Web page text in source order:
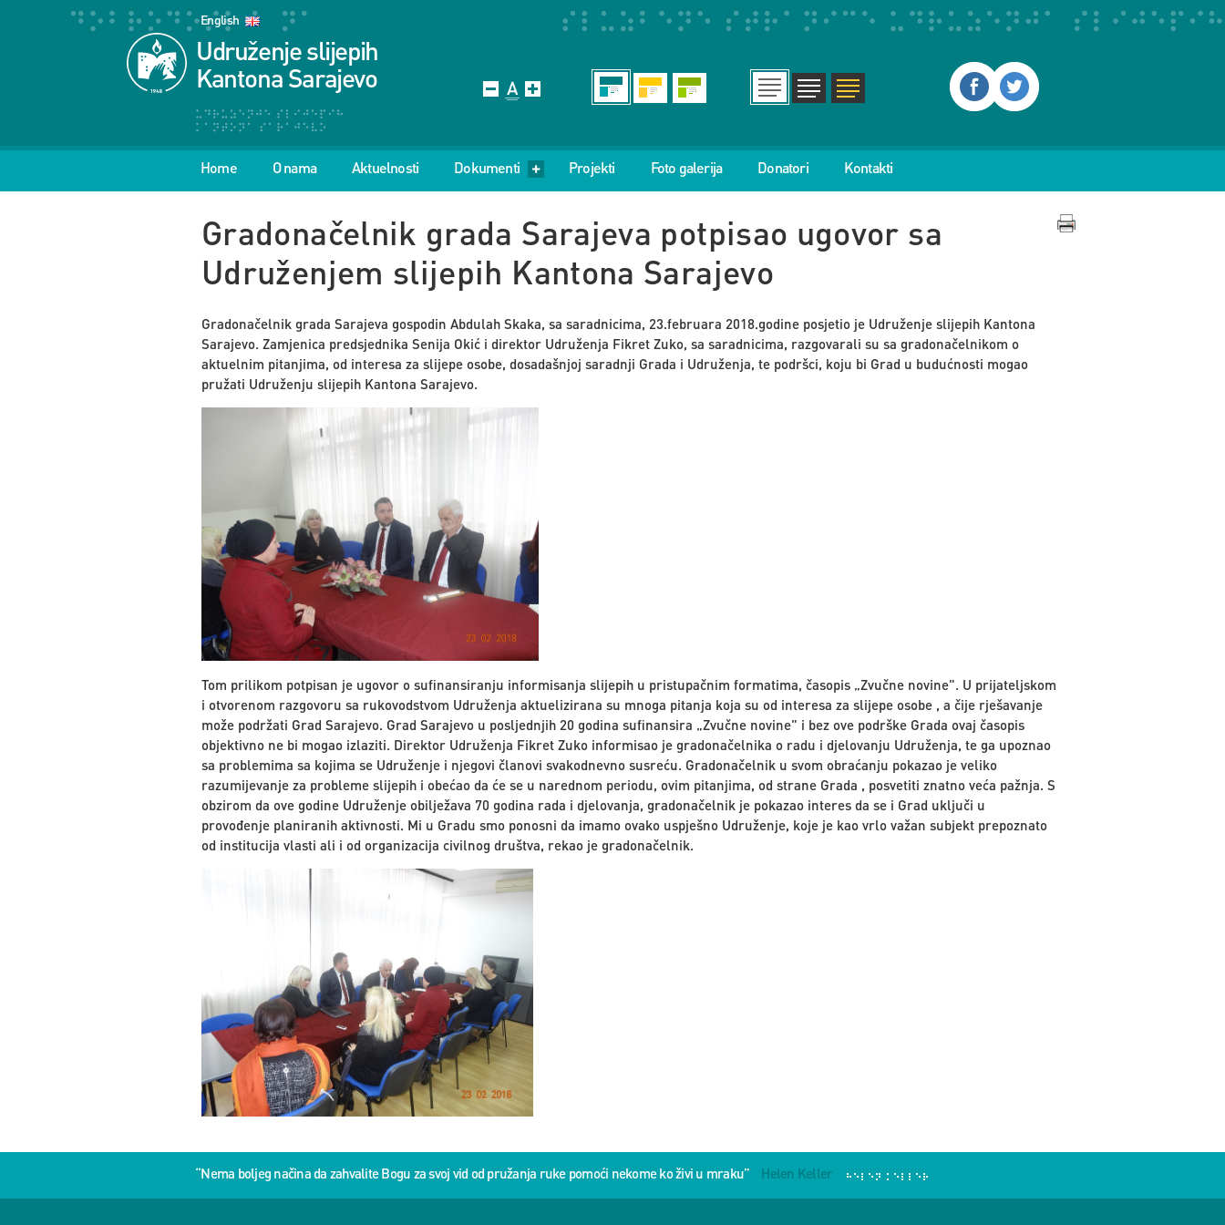
English
Udruženje slijepih
Kantona Sarajevo
Home O nama Aktuelnosti Dokumenti Projekti Foto galerija Donatori Kontakti
Gradonačelnik grada Sarajeva potpisao ugovor sa
Udruženjem slijepih Kantona Sarajevo
Gradonačelnik grada Sarajeva gospodin Abdulah Skaka, sa saradnicima, 23.februara 2018.godine posjetio je Udruženje slijepih Kantona
Sarajevo. Zamjenica predsjednika Senija Okić i direktor Udruženja Fikret Zuko, sa saradnicima, razgovarali su sa gradonačelnikom o
aktuelnim pitanjima, od interesa za slijepe osobe, dosadašnjoj saradnji Grada i Udruženja, te podršci, koju bi Grad u budućnosti mogao
pružati Udruženju slijepih Kantona Sarajevo.
Tom prilikom potpisan je ugovor o sufinansiranju informisanja slijepih u pristupačnim formatima, časopis „Zvučne novine". U prijateljskom
i otvorenom razgovoru sa rukovodstvom Udruženja aktuelizirana su mnoga pitanja koja su od interesa za slijepe osobe , a čije rješavanje
može podržati Grad Sarajevo. Grad Sarajevo u posljednjih 20 godina sufinansira „Zvučne novine" i bez ove podrške Grada ovaj časopis
objektivno ne bi mogao izlaziti. Direktor Udruženja Fikret Zuko informisao je gradonačelnika o radu i djelovanju Udruženja, te ga upoznao
sa problemima sa kojima se Udruženje i njegovi članovi svakodnevno susreću. Gradonačelnik u svom obraćanju pokazao je veliko
razumijevanje za probleme slijepih i obećao da će se u narednom periodu, ovim pitanjima, od strane Grada , posvetiti znatno veća pažnja. S
obzirom da ove godine Udruženje obilježava 70 godina rada i djelovanja, gradonačelnik je pokazao interes da se i Grad uključi u
provođenje planiranih aktivnosti. Mi u Gradu smo ponosni da imamo ovako uspješno Udruženje, koje je kao vrlo važan subjekt prepoznato
od institucija vlasti ali i od organizacija civilnog društva, rekao je gradonačelnik.
“Nema boljeg načina da zahvalite Bogu za svoj vid od pružanja ruke pomoći nekome ko živi u mraku” Helen Keller